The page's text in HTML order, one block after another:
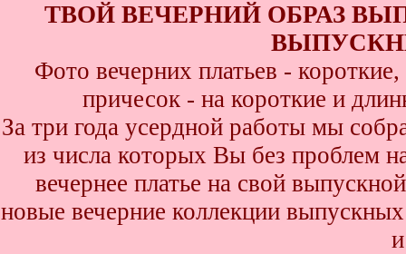
ТВОЙ ВЕЧЕРНИЙ ОБРАЗ
Фото вечерних платьев -
причесок - на короткие и
За три года усердной работы мы
из числа которых Вы без проблем
вечернее платье на свой
новые вечерние коллекции